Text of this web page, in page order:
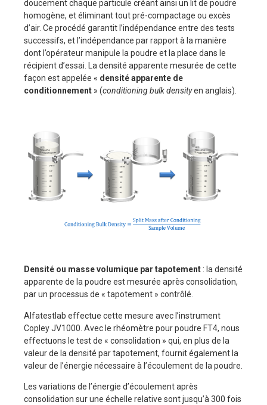
doucement chaque particule créant ainsi un lit de poudre
homogène, et éliminant tout pré-compactage ou excès
d’air. Ce procédé garantit l’indépendance entre des tests
successifs, et l’indépendance par rapport à la manière
dont l’opérateur manipule la poudre et la place dans le
récipient d’essai. La densité apparente mesurée de cette
façon est appelée « densité apparente de
conditionnement » (conditioning bulk densityen anglais).
Densité ou masse volumique par tapotement : la densité
apparente de la poudre est mesurée après consolidation,
par un processus de « tapotement » contrôlé.
Alfatestlab effectue cette mesure avec l’instrument
Copley JV1000. Avec le rhéomètre pour poudre FT4, nous
effectuons le test de « consolidation » qui, en plus de la
valeur de la densité par tapotement, fournit également la
valeur de l’énergie nécessaire à l’écoulement de la poudre.
Les variations de l’énergie d’écoulement après
consolidation sur une échelle relative sont jusqu’à 300 fois